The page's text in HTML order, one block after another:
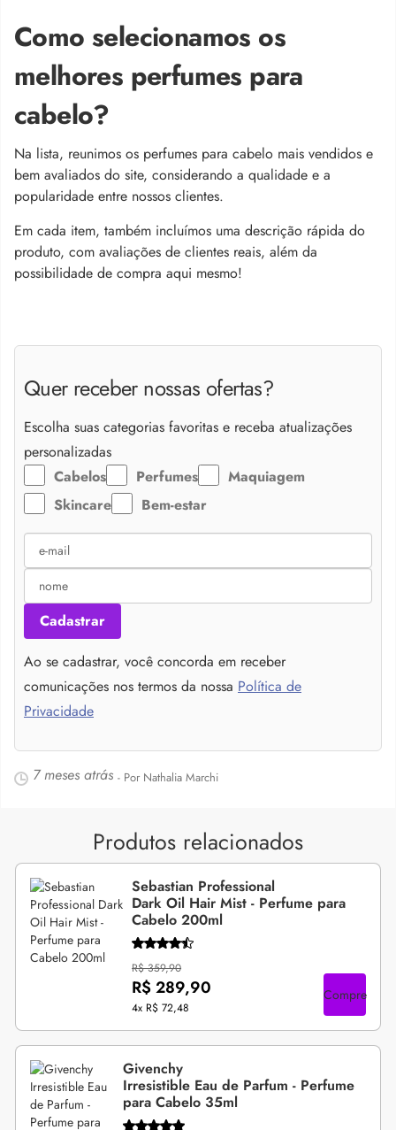
Como selecionamos os
melhores perfumes para
cabelo?
Na lista, reunimos os perfumes para cabelo mais vendidos e
bem avaliados do site, considerando a qualidade e a
popularidade entre nossos clientes.
Em cada item, também incluímos uma descrição rápida do
produto, com avaliações de clientes reais, além da
possibilidade de compra aqui mesmo!
Quer receber nossas ofertas?
Escolha suas categorias favoritas e receba atualizações
personalizadas
Cabelos
Perfumes
Maquiagem
Skincare
Bem-estar
Cadastrar
Ao se cadastrar, você concorda em receber
comunicações nos termos da nossa Política de
Privacidade
7 meses atrás - Por Nathalia Marchi
Produtos relacionados
Sebastian Professional
Dark Oil Hair Mist - Perfume para
Cabelo 200ml
R$ 359,90
R$ 289,90
4x R$ 72,48
Compre
Givenchy
Irresistible Eau de Parfum - Perfume
para Cabelo 35ml